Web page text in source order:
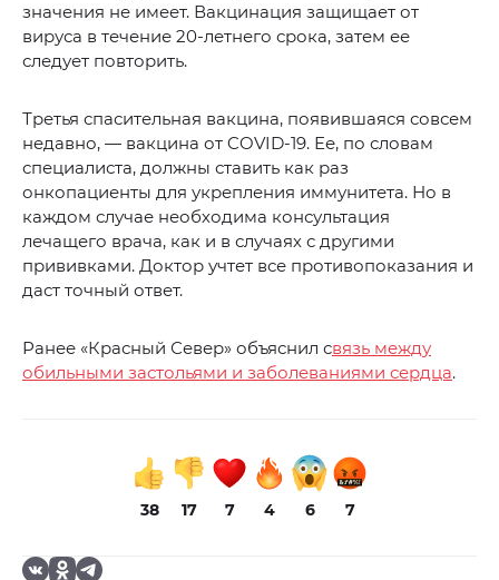
значения не имеет. Вакцинация защищает от
вируса в течение 20-летнего срока, затем ее
следует повторить.
Третья спасительная вакцина, появившаяся совсем
недавно, — вакцина от COVID-19. Ее, по словам
специалиста, должны ставить как раз
онкопациенты для укрепления иммунитета. Но в
каждом случае необходима консультация
лечащего врача, как и в случаях с другими
прививками. Доктор учтет все противопоказания и
даст точный ответ.
Ранее «Красный Север» объяснил связь между
обильными застольями и заболеваниями сердца.
38 17 7 4 6 7